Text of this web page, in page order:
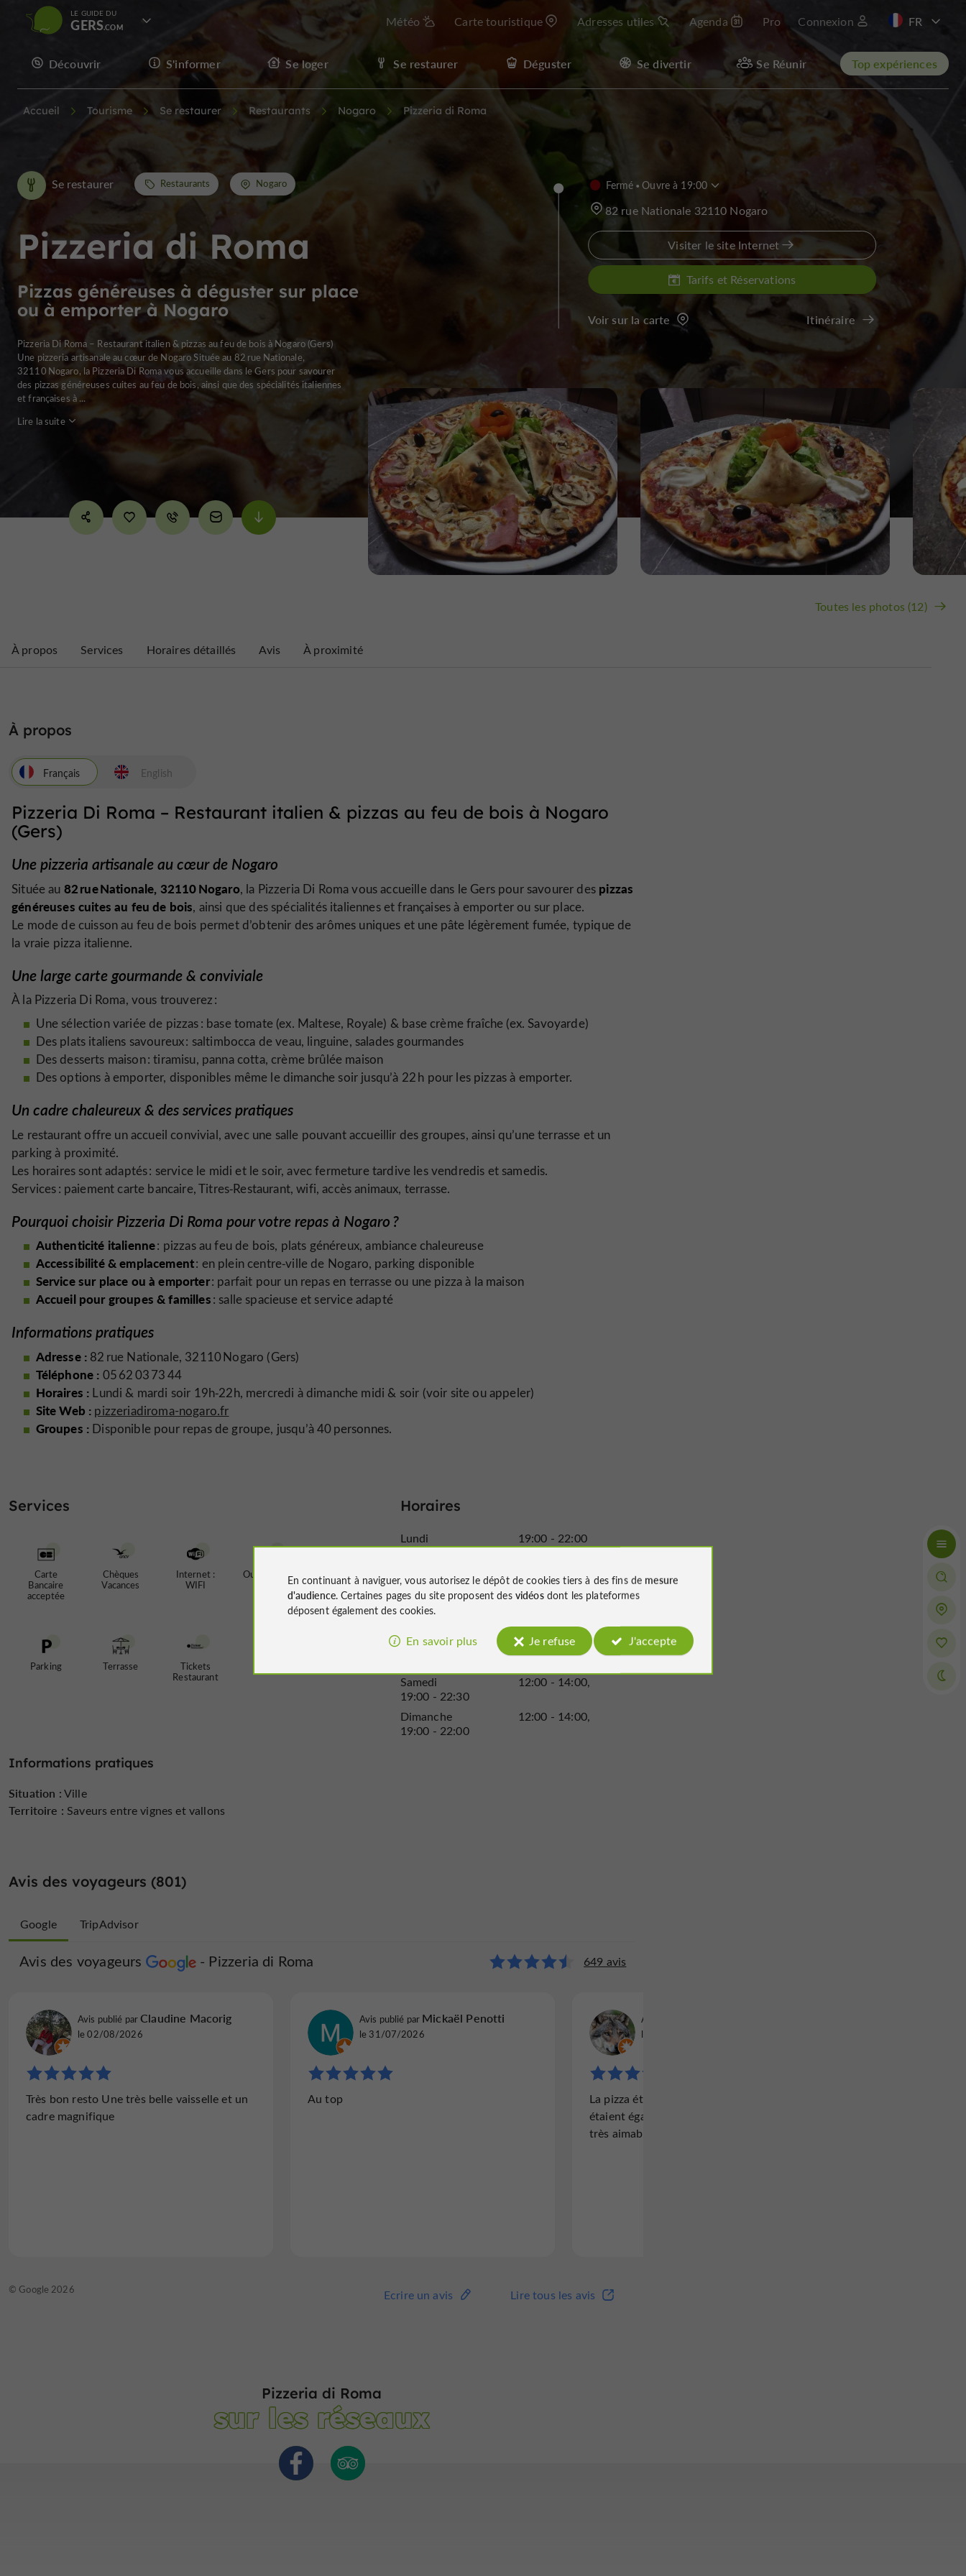
LE GUIDE DU
GERS Météo Carte touristique Adresses utiles Agenda Pro Connexion
EN
Découvrir S'informer Se loger Se restaurer Déguster Se divertir Se Réunir Top expériences
Accueil Tourisme Se restaurer Restaurants Nogaro Pizzeria di Roma
Pizzeria di Roma
Pizzas généreuses à déguster sur place
ou à emporter à Nogaro
Se restaurer Restaurants Nogaro
Pizzeria Di Roma – Restaurant italien & pizzas au feu de bois à Nogaro (Gers)
Une pizzeria artisanale au cœur de Nogaro Située au 82 rue Nationale,
32110 Nogaro, la Pizzeria Di Roma vous accueille dans le Gers pour savourer
des pizzas généreuses cuites au feu de bois, ainsi que des spécialités italiennes
et françaises à ...
Lire la suite
Toutes les photos (12)
Fermé Ouvre à 19:00
82 rue Nationale 32110 Nogaro
Visiter le site Internet
Tarifs et Réservations
Voir sur la carte Itinéraire
À propos Services Horaires détaillés Avis À proximité
À propos
Français
Pizzeria Di Roma – Restaurant italien & pizzas au feu de bois à Nogaro
(Gers)
Une pizzeria artisanale au cœur de Nogaro
Située au 82 rue Nationale, 32110 Nogaro, la Pizzeria Di Roma vous accueille dans le Gers pour savourer des pizzas
généreuses cuites au feu de bois, ainsi que des spécialités italiennes et françaises à emporter ou sur place.
Le mode de cuisson au feu de bois permet d’obtenir des arômes uniques et une pâte légèrement fumée, typique de
la vraie pizza italienne.
Une large carte gourmande & conviviale
À la Pizzeria Di Roma, vous trouverez :
Une sélection variée de pizzas : base tomate (ex. Maltese, Royale) & base crème fraîche (ex. Savoyarde)
Des plats italiens savoureux : saltimbocca de veau, linguine, salades gourmandes
Des desserts maison : tiramisu, panna cotta, crème brûlée maison
Des options à emporter, disponibles même le dimanche soir jusqu’à 22 h pour les pizzas à emporter.
Un cadre chaleureux & des services pratiques
Le restaurant offre un accueil convivial, avec une salle pouvant accueillir des groupes, ainsi qu’une terrasse et un
parking à proximité.
Les horaires sont adaptés : service le midi et le soir, avec fermeture tardive les vendredis et samedis.
Services : paiement carte bancaire, Titres‑Restaurant, wifi, accès animaux, terrasse.
Pourquoi choisir Pizzeria Di Roma pour votre repas à Nogaro ?
Authenticité italienne: pizzas au feu de bois, plats généreux, ambiance chaleureuse
Accessibilité & emplacement: en plein centre‑ville de Nogaro, parking disponible
Service sur place ou à emporter: parfait pour un repas en terrasse ou une pizza à la maison
Accueil pour groupes & familles: salle spacieuse et service adapté
Informations pratiques
Adresse : 82 rue Nationale, 32110 Nogaro (Gers)
Téléphone : 05 62 03 73 44
Horaires : Lundi & mardi soir 19h‑22h, mercredi à dimanche midi & soir (voir site ou appeler)
Site Web : pizzeriadiroma-nogaro.fr
Groupes : Disponible pour repas de groupe, jusqu’à 40 personnes.
English
Services
Carte
Bancaire
acceptée
Chèques
Vacances
Internet :
WIFI
Ouvert toute
Parking Terrasse
Tickets
Restaurant
Informations pratiques
Situation :Ville
Territoire : Saveurs entre vignes et vallons
Horaires
Lundi
19:00 - 22:00
19:00 - 22:00
Mercredi
19:00 - 22:00
Jeudi
Vendredi
12:00 - 14:00
Samedi
12:00 - 14:00
19:00 - 22:30
Dimanche
12:00 - 14:00
19:00 - 22:00
Avis des voyageurs (801)
Google
Avis des voyageurs Pizzeria di Roma 649 avis
Avis publié parClaudine Macorig
le 02/08/2026
Très bon resto Une très belle vaisselle et un
cadre magnifique
Avis publié par Mickaël Penotti
le 31/07/2026
Au top
Avis publié par
le 30/07/2026
La pizza était excellente, et les autres plats
étaient également très savoureux. Service
très aimable.
Lire tous les avis
Ecrire un avis
© Google 2026
TripAdvisor
Avis des voyageurs Pizzeria di Roma 152 avis
Avis publié parTrail04575473493
le 05/08/2026
"Une "minizza" industrielle de Belin, en taille
pizza avec 3 bouts de jambon et 3 olives !..."
De passage entre le Festival de Jazz de
Avis publié parcathy b
le 14/07/2026
"Incroyable..??"
Une etoile c'est trop ..je n'ai jamais vecu
Avis publié par
Le Coudray Montceaux, France, le 21/03/2026
"Une table agréable"
Un accueil agréable, un service rapide et
efficace. Nous avons pris apéritif, pizzas et
café. Les pizzas étaient bonnes et
Lire tous les avis
Ecrire un avis
© TripAdvisor 2026
Pizzeria di Roma
sur les réseaux
En continuant à naviguer, vous autorisez le dépôt de cookies tiers à des fins de mesure
d'audience. Certaines pages du site proposent des vidéosdont les plateformes
déposent également des cookies.
En savoir plus Je refuse J'accepte